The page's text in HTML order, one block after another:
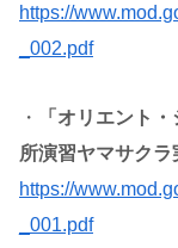
https://
_002.pdf
・
「オリエント
所演習ヤマサクラ
https://
_001.pdf